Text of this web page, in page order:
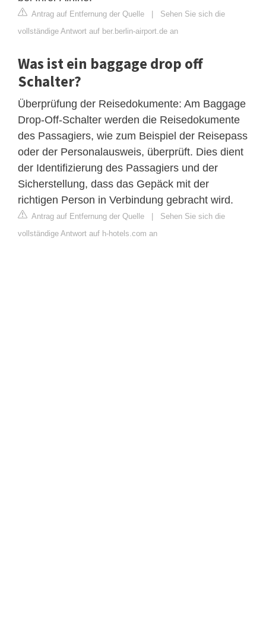
Antrag auf Entfernung der Quelle | Sehen Sie sich die
vollständige Antwort auf ber.berlin-airport.de an
Was ist ein baggage drop off
Schalter?
Überprüfung der Reisedokumente: Am Baggage
Drop-Off-Schalter werden die Reisedokumente
des Passagiers, wie zum Beispiel der Reisepass
oder der Personalausweis, überprüft. Dies dient
der Identifizierung des Passagiers und der
Sicherstellung, dass das Gepäck mit der
richtigen Person in Verbindung gebracht wird.
Antrag auf Entfernung der Quelle | Sehen Sie sich die
vollständige Antwort auf h-hotels.com an